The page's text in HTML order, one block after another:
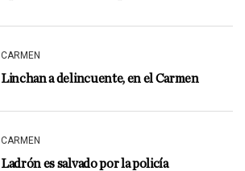
CARMEN
Linchan a delincuente, en el Carmen
CARMEN
Ladrón es salvado por la policía